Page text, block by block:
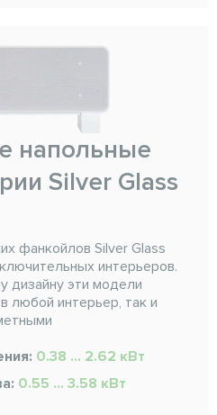
напольные
Silver Glass
фанкойлов Silver Glass
интерьеров.
дизайну эти модели
любой интерьер, так и
0.38 ... 2.62 кВт
0.55 ... 3.58 кВт